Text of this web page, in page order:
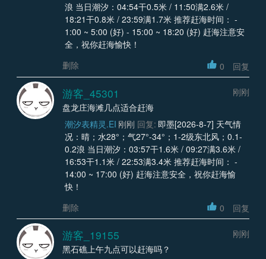
浪 当日潮汐：04:54干0.5米 / 11:50满2.6米 /
18:21干0.8米 / 23:59满1.7米 推荐赶海时间： -
1:00 ~ 5:00 (好) - 15:00 ~ 18:20 (好) 赶海注意安
全，祝你赶海愉快！
删除
0 回复
游客_45301
刚刚
盘龙庄海滩几点适合赶海
潮汐表精灵.EI 刚刚 回复: 即墨[2026-8-7] 天气情
况：晴；水28°；气27°-34°；1-2级东北风；0.1-
0.2浪 当日潮汐：03:57干1.6米 / 09:27满3.6米 /
16:53干1.1米 / 22:53满3.4米 推荐赶海时间： -
14:00 ~ 17:00 (好) 赶海注意安全，祝你赶海愉
快！
删除
0 回复
游客_19155
刚刚
黑石礁上午九点可以赶海吗？